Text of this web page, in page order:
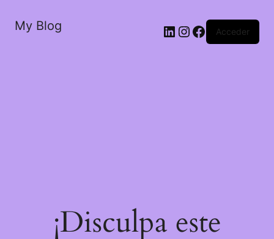
My Blog LinkedIn
Instagram
Facebook
Acceder
¡Disculpa este